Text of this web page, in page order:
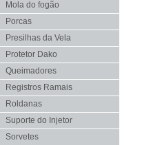
Mola do fogão
Porcas
Presilhas da Vela
Protetor Dako
Queimadores
Registros Ramais
Roldanas
Suporte do Injetor
Sorvetes